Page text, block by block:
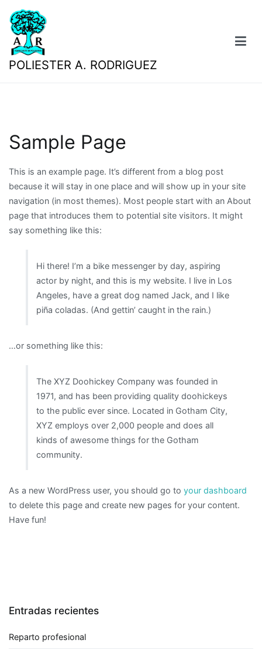
contenido
POLIESTER A. RODRIGUEZ
Sample Page
This is an example page. It’s different from a blog post
because it will stay in one place and will show up in your site
navigation (in most themes). Most people start with an About
page that introduces them to potential site visitors. It might
say something like this:
Hi there! I’m a bike messenger by day, aspiring
actor by night, and this is my website. I live in Los
Angeles, have a great dog named Jack, and I like
piña coladas. (And gettin’ caught in the rain.)
…or something like this:
The XYZ Doohickey Company was founded in
1971, and has been providing quality doohickeys
to the public ever since. Located in Gotham City,
XYZ employs over 2,000 people and does all
kinds of awesome things for the Gotham
community.
As a new WordPress user, you should go to your dashboard
to delete this page and create new pages for your content.
Have fun!
Entradas recientes
Reparto profesional